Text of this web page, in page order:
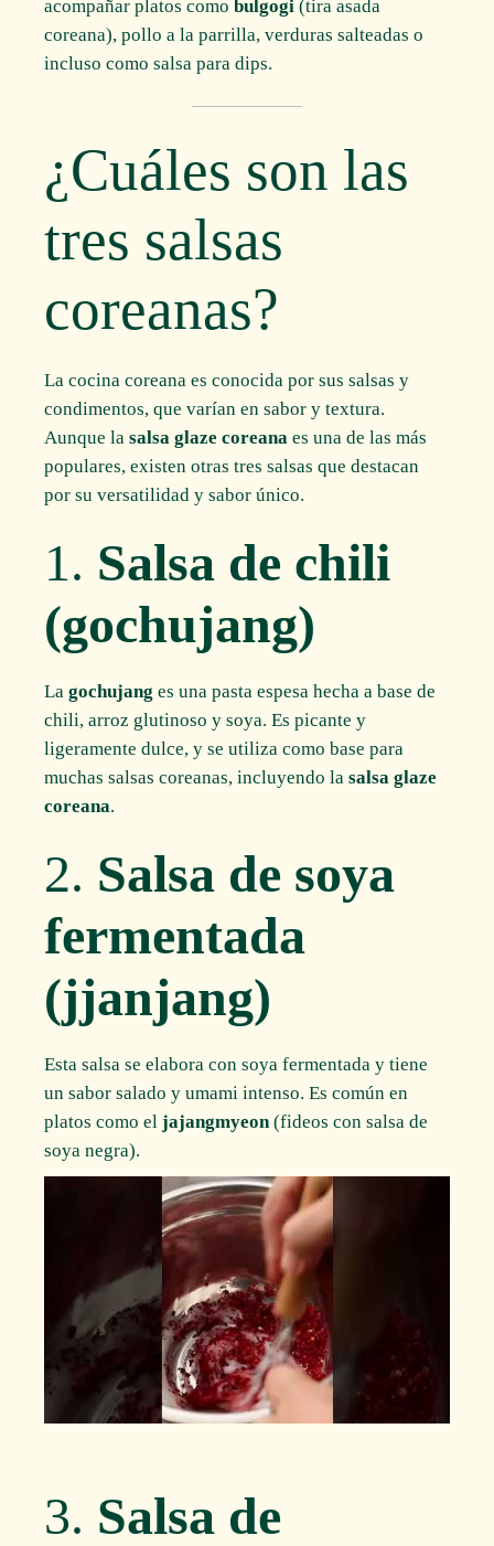
acompañar platos como bulgogi (tira asada
coreana), pollo a la parrilla, verduras salteadas o
incluso como salsa para dips.
¿Cuáles son las
tres salsas
coreanas?
La cocina coreana es conocida por sus salsas y
condimentos, que varían en sabor y textura.
Aunque lasalsa glaze coreana es una de las más
populares, existen otras tres salsas que destacan
por su versatilidad y sabor único.
1. Salsa de chili
(gochujang)
Lagochujang es una pasta espesa hecha a base de
chili, arroz glutinoso y soya. Es picante y
ligeramente dulce, y se utiliza como base para
muchas salsas coreanas, incluyendo lasalsa glaze
coreana.
2. Salsa de soya
fermentada
(jjanjang)
Esta salsa se elabora con soya fermentada y tiene
un sabor salado y umami intenso. Es común en
platos como eljajangmyeon (fideos con salsa de
soya negra).
3. Salsa de